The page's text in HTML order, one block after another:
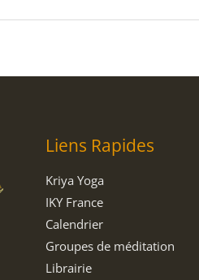
Liens Rapides
Kriya Yoga
IKY France
Calendrier
Groupes de méditation
Librairie